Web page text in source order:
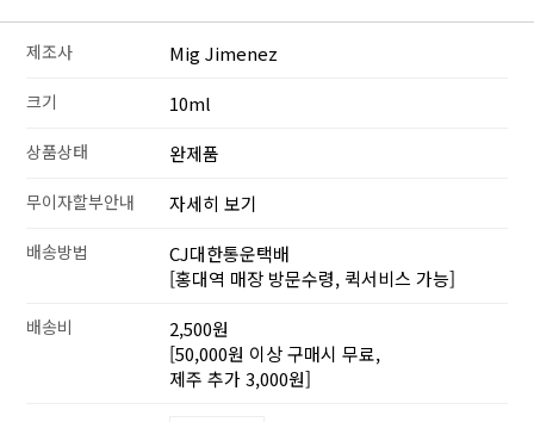
제조사 Mig Jimenez
크기 10ml
상품상태 완제품
무이자할부안내 자세히 보기
배송방법
CJ대한통운택배
[홍대역 매장 방문수령, 퀵서비스 가능]
배송비
2,500원
[50,000원 이상 구매시 무료,
제주 추가 3,000원]